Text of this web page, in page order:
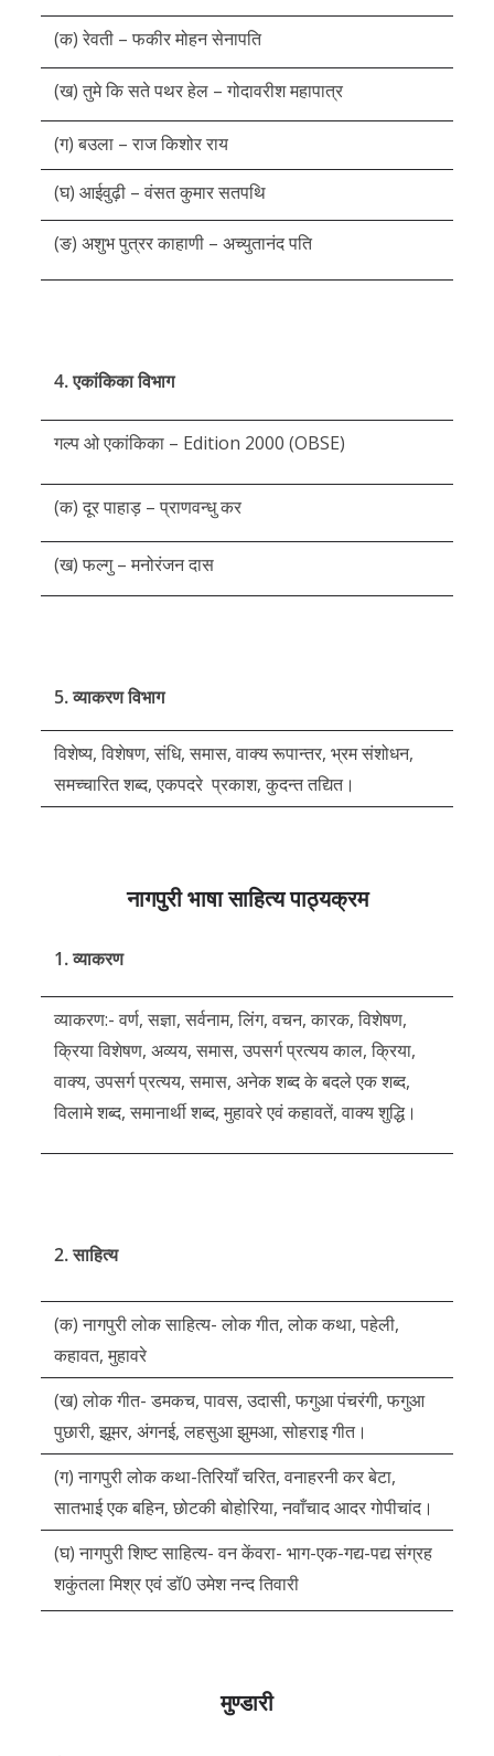
(क) रेवती – फकीर मोहन सेनापति
(ख) तुमे कि सते पथर हेल – गोदावरीश महापात्र
(ग) बउला – राज किशोर राय
(घ) आईवुढ़ी – वंसत कुमार सतपथि
(ङ) अशुभ पुत्रर काहाणी – अच्युतानंद पति
4. एकांकिका विभाग
गल्प ओ एकांकिका – Edition 2000 (OBSE)
(क) दूर पाहाड़ – प्राणवन्धु कर
(ख) फल्गु – मनोरंजन दास
5. व्याकरण विभाग
विशेष्य, विशेषण, संधि, समास, वाक्य रूपान्तर, भ्रम संशोधन,
समच्चारित शब्द, एकपदरे प्रकाश, कुदन्त तद्यित।
नागपुरी भाषा साहित्य पाठ्यक्रम
1. व्याकरण
व्याकरण:- वर्ण, सज्ञा, सर्वनाम, लिंग, वचन, कारक, विशेषण,
क्रिया विशेषण, अव्यय, समास, उपसर्ग प्रत्यय काल, क्रिया,
वाक्य, उपसर्ग प्रत्यय, समास, अनेक शब्द के बदले एक शब्द,
विलामे शब्द, समानार्थी शब्द, मुहावरे एवं कहावतें, वाक्य शुद्धि।
2. साहित्य
(क) नागपुरी लोक साहित्य- लोक गीत, लोक कथा, पहेली,
कहावत, मुहावरे
(ख) लोक गीत- डमकच, पावस, उदासी, फगुआ पंचरंगी, फगुआ
पुछारी, झूमर, अंगनई, लहसुआ झुमआ, सोहराइ गीत।
(ग) नागपुरी लोक कथा-तिरियाँ चरित, वनाहरनी कर बेटा,
सातभाई एक बहिन, छोटकी बोहोरिया, नवाँचाद आदर गोपीचांद।
(घ) नागपुरी शिष्ट साहित्य- वन केंवरा- भाग-एक-गद्य-पद्य संग्रह
शकुंतला मिश्र एवं डॉ0 उमेश नन्द तिवारी
मुण्डारी